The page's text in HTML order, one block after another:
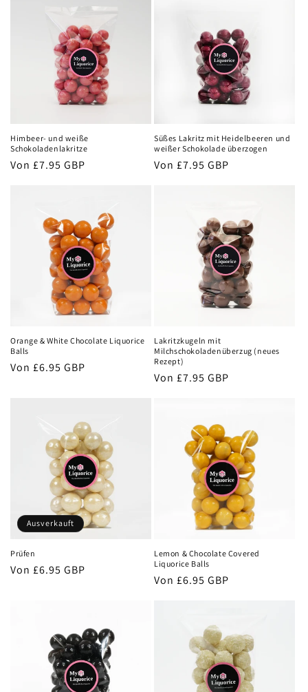
Himbeer- und weiße
Schokoladenlakritze
Normaler
Von £7.95 GBP
Süßes Lakritz mit Heidelbeeren und
weißer Schokolade überzogen
Normaler
Von £7.95 GBP
Orange & White Chocolate Liquorice
Balls
Normaler
Von £6.95 GBP
Lakritzkugeln mit
Milchschokoladenüberzug (neues
Rezept)
Normaler
Von £7.95 GBP
Ausverkauft
Prüfen
Normaler
Von £6.95 GBP
Lemon & Chocolate Covered
Liquorice Balls
Normaler
Von £6.95 GBP